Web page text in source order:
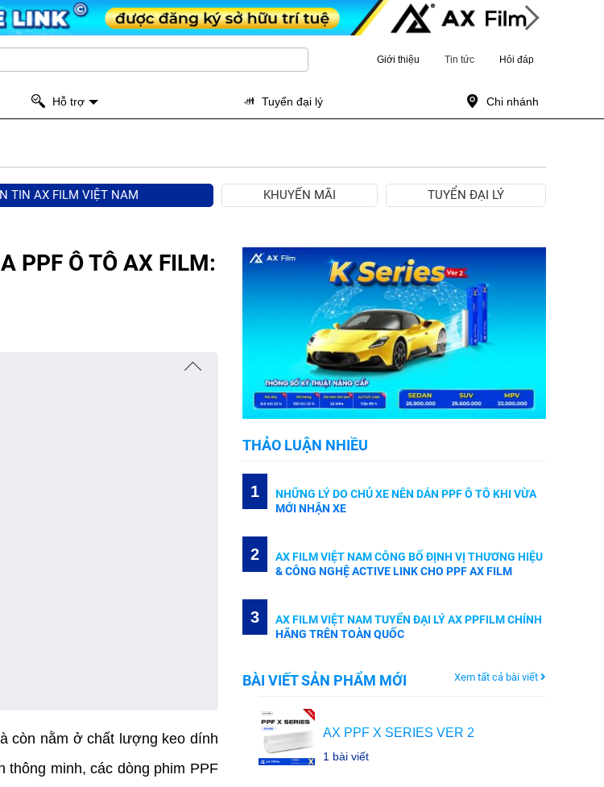
Giới thiệu Tin tức Hỏi đáp
Hỗ trợ Tuyển đại lý Chi nhánh
TIN AX FILM VIỆT NAM KHUYẾN MÃI TUYỂN ĐẠI LÝ
PPF Ô TÔ AX FILM:
còn nằm ở chất lượng keo dính
minh, các dòng phim PPF
THẢO LUẬN NHIỀU
1
NHỮNG LÝ DO CHỦ XE NÊN DÁN PPF Ô TÔ KHI VỪA
MỚI NHẬN XE
2
AX FILM VIỆT NAM CÔNG BỐ ĐỊNH VỊ THƯƠNG HIỆU
& CÔNG NGHỆ ACTIVE LINK CHO PPF AX FILM
3
AX FILM VIỆT NAM TUYỂN ĐẠI LÝ AX PPFILM CHÍNH
HÃNG TRÊN TOÀN QUỐC
BÀI VIẾT SẢN PHẨM MỚI Xem tất cả bài viết
AX PPF X SERIES VER 2
1 bài viết